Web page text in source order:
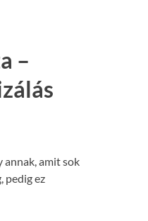
–
amit sok
pedig ez